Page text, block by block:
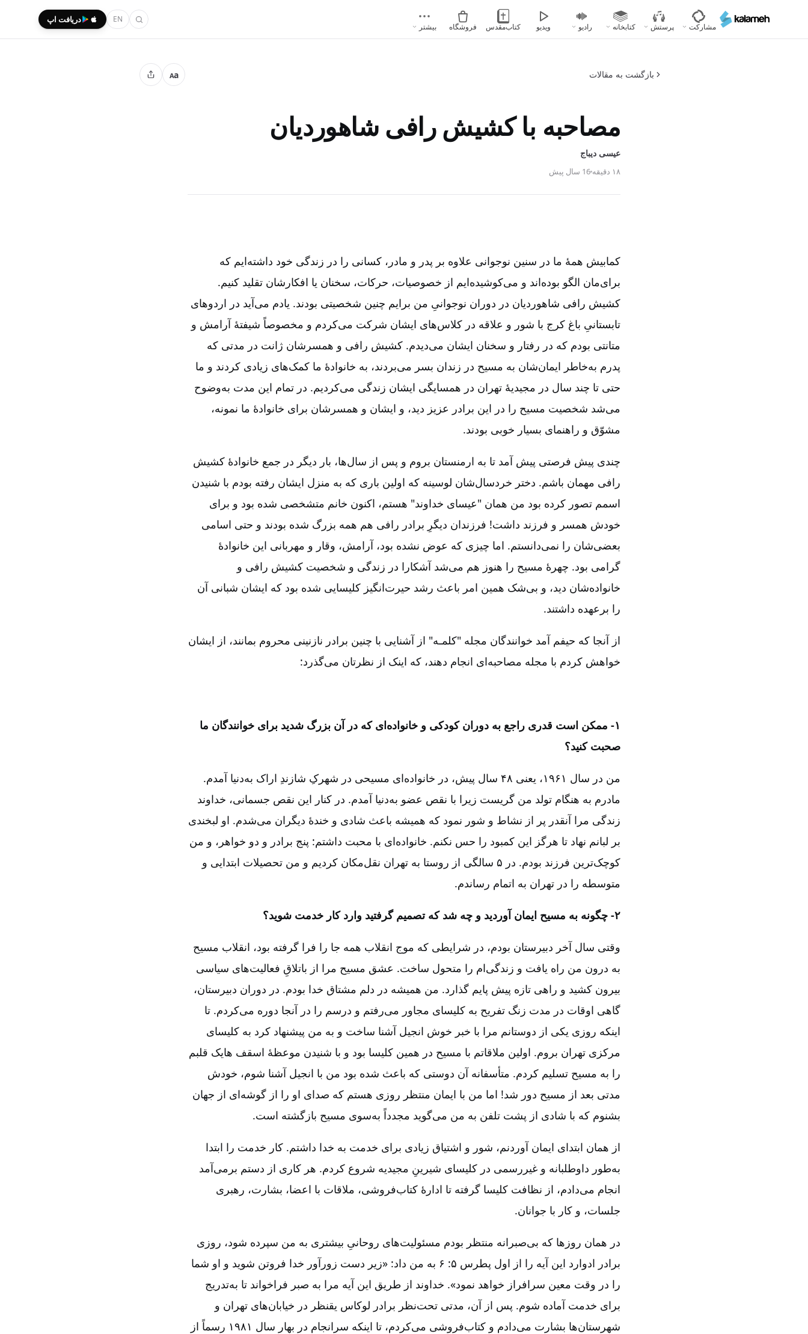
محتوای
مشارکت پرستش کتابخانه رادیو ویدیو کتاب‌مقدس فروشگاه بیشتر
EN دریافت اپ
بازگشت به مقالات Aa
مصاحبه با کشیش رافی شاهوردیان
عیسی دیباج
۱۸ دقیقه 16 سال پیش
کمابیش همۀ ما در سنین نوجوانی علاوه بر پدر و مادر، کسانی را در زندگی خود داشته‌ایم که
برای‌مان الگو بوده‌اند و می‌کوشیده‌ایم از خصوصیات، حرکات، سخنان یا افکارشان تقلید کنیم.
کشیش رافی شاهوردیان در دوران نوجوانیِ من برایم چنین شخصیتی بودند. یادم می‌آید در اردوهای
تابستانیِ باغ کرج با شور و علاقه در کلاس‌های‌ ایشان شرکت می‌کردم و مخصوصاً شیفتۀ آرامش و
متانتی بودم که در رفتار و سخنان ایشان می‌دیدم. کشیش رافی و همسرشان ژانت در مدتی که
پدرم به‌خاطر ایمان‌شان به مسیح در زندان بسر می‌بردند، به خانوادۀ ما کمک‌های زیادی کردند و ما
حتی تا چند سال در مجیدیۀ تهران در همسایگی ایشان زندگی می‌کردیم. در تمام این مدت به‌وضوح
می‌شد شخصیت مسیح را در این برادر عزیز دید، و ایشان و همسرشان برای خانوادۀ ما نمونه،
مشوّق و راهنمای بسیار خوبی بودند.
چندی پیش فرصتی پیش آمد تا به ارمنستان بروم و پس از سال‌ها، بار دیگر در جمع خانوادۀ کشیش
رافی مهمان باشم. دختر خردسال‌شان لوسینه که اولین باری که به منزل ایشان رفته بودم با شنیدن
اسمم تصور کرده بود من همان "عیسای خداوند" هستم، اکنون خانم متشخصی شده بود و برای
خودش همسر و فرزند داشت! فرزندان دیگرِ برادر رافی هم همه بزرگ شده بودند و حتی اسامی
بعضی‌شان را نمی‌دانستم. اما چیزی که عوض نشده بود، آرامش، وقار و مهربانی این خانوادۀ
گرامی بود. چهرۀ مسیح را هنوز هم می‌شد آشکارا در زندگی و شخصیت کشیش رافی و
خانواده‌شان دید، و بی‌شک همین امر باعث رشد حیرت‌انگیز کلیسایی شده بود که ایشان شبانی آن
را برعهده داشتند.
از آنجا که حیفم آمد خوانندگان مجله "کلمـه" از آشنایی با چنین برادر نازنینی محروم بمانند، از ایشان
خواهش کردم با مجله مصاحبه‌ای انجام دهند، که اینک از نظرتان می‌گذرد:
۱-‏‏‏‏ ممکن است قدری راجع به دوران کودکی و خانواده‌ای که در آن بزرگ شدید برای خوانندگان ما
صحبت کنید؟
من در سال ۱۹۶۱، یعنی ۴۸ سال پیش، در خانواده‌ای مسیحی در شهرکِ شازندِ اراک به‌دنیا آمدم.
مادرم به هنگام تولد من گریست زیرا با نقص عضو به‌دنیا آمدم. در کنار این نقص جسمانی، خداوند
زندگی مرا آنقدر پر از نشاط و شور نمود که همیشه باعث شادی و خندۀ دیگران می‌شدم. او لبخندی
بر لبانم نهاد تا هرگز این کمبود را حس نکنم. خانواده‌ا‌ی با محبت داشتم: پنج برادر و دو خواهر، و من
کوچک‌ترین فرزند بودم. در ۵ سالگی از روستا به تهران نقل‌مکان کردیم و من تحصیلات ابتدایی و
متوسطه را در تهران به اتمام رساندم.
۲-‏‏‏‏ چگونه به مسیح ایمان آوردید و چه شد که تصمیم گرفتید وارد کار خدمت شوید؟
وقتی سال آخر دبیرستان بودم، در شرایطی که موج انقلاب همه جا را فرا گرفته بود، انقلاب مسیح
به درون من راه یافت و زندگی‌ام را متحول ساخت. عشق مسیح مرا از باتلاقِ فعالیت‌های سیاسی
بیرون کشید و راهی تازه پیش پایم گذارد. من همیشه در دلم مشتاق خدا بودم. در دوران دبیرستان،
گاهی اوقات در مدت زنگ تفریح‌ به کلیسای مجاور می‌رفتم و درسم را در آنجا دوره می‌کردم. تا
اینکه روزی یکی از دوستانم مرا با خبر خوش انجیل آشنا ساخت و به من پیشنهاد کرد به کلیسای
مرکزی تهران بروم. اولین ملاقاتم با مسیح در همین کلیسا بود و با شنیدن موعظۀ اسقف هایک قلبم
را به مسیح تسلیم کردم. متأسفانه آن دوستی که باعث شده بود من با انجیل آشنا شوم، خودش
مدتی بعد از مسیح دور شد! اما من با ایمان منتظر روزی هستم که صدای او را از گوشه‌ای از جهان
بشنوم که با شادی از پشت تلفن به من می‌گوید مجدداً به‌سوی مسیح بازگشته است.
از همان ابتدای ایمان آوردنم، شور و اشتیاق زیادی برای خدمت به خدا داشتم. کار خدمت را ابتدا
به‌طور داوطلبانه و غیررسمی در کلیسای شیرینِ مجیدیه شروع کردم. هر کاری از دستم برمی‌آمد
انجام می‌دادم، از نظافت کلیسا گرفته تا ادارۀ کتاب‌فروشی، ملاقات با اعضا، بشارت، رهبری
جلسات، و کار با جوانان.
در همان روزها که بی‌صبرانه منتظر بودم مسئولیت‌های روحانیِ بیشتری به من سپرده شود، روزی
برادر ادوارد این آیه‌ را از اول پطرس ۵: ۶ به من داد: «زیر دست زورآور خدا فروتن شوید و او شما
را در وقت معین سرافراز خواهد نمود». خداوند از طریق این آیه مرا به صبر فراخواند تا به‌تدریج
برای خدمت آماده شوم. پس از آن، مدتی تحت‌نظر برادر لوکاس یقنظر در خیابان‌های تهران و
شهرستان‌ها بشارت می‌دادم و کتاب‌فروشی می‌کردم، تا اینکه سرانجام در بهار سال ۱۹۸۱ رسماً از